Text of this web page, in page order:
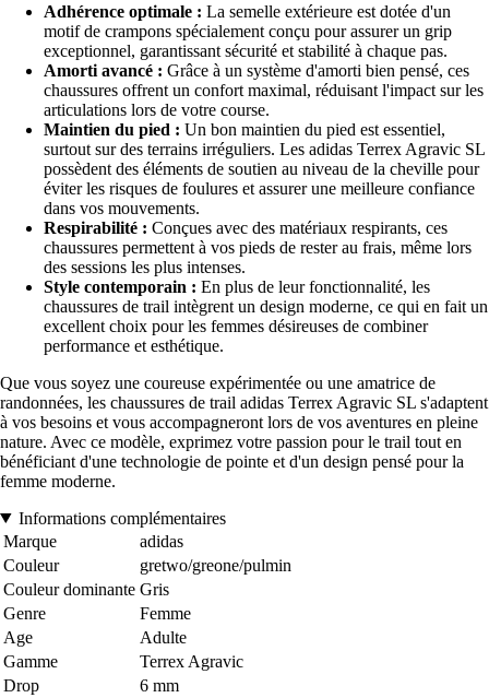
Adhérence optimale : La semelle extérieure est dotée d'un
motif de crampons spécialement conçu pour assurer un grip
exceptionnel, garantissant sécurité et stabilité à chaque pas.
Amorti avancé : Grâce à un système d'amorti bien pensé, ces
chaussures offrent un confort maximal, réduisant l'impact sur les
articulations lors de votre course.
Maintien du pied : Un bon maintien du pied est essentiel,
surtout sur des terrains irréguliers. Les adidas Terrex Agravic SL
possèdent des éléments de soutien au niveau de la cheville pour
éviter les risques de foulures et assurer une meilleure confiance
dans vos mouvements.
Respirabilité : Conçues avec des matériaux respirants, ces
chaussures permettent à vos pieds de rester au frais, même lors
des sessions les plus intenses.
Style contemporain : En plus de leur fonctionnalité, les
chaussures de trail intègrent un design moderne, ce qui en fait un
excellent choix pour les femmes désireuses de combiner
performance et esthétique.
Que vous soyez une coureuse expérimentée ou une amatrice de
randonnées, les chaussures de trail adidas Terrex Agravic SL s'adaptent
à vos besoins et vous accompagneront lors de vos aventures en pleine
nature. Avec ce modèle, exprimez votre passion pour le trail tout en
bénéficiant d'une technologie de pointe et d'un design pensé pour la
femme moderne.
Informations complémentaires
Marque
adidas
Couleur
gretwo/greone/pulmin
Couleur dominante Gris
Genre
Femme
Age
Adulte
Gamme
Terrex Agravic
Drop
6 mm